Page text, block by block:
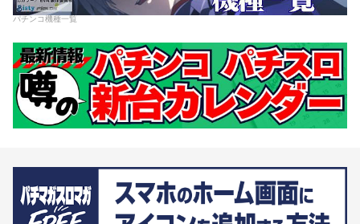
パチンコ機種一覧